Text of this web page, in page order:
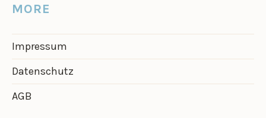
MORE
Impressum
Datenschutz
AGB